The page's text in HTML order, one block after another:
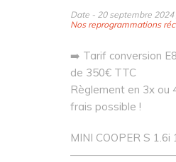
Date - 20 septembre 2024
Nos reprogrammations
➡️ Tarif conversion
de 350€ TTC
Règlement en 3x ou
frais possible !
MINI COOPER S 1.6i